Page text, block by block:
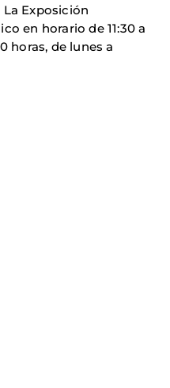
Exposición
en horario de 11:30 a
horas, de lunes a